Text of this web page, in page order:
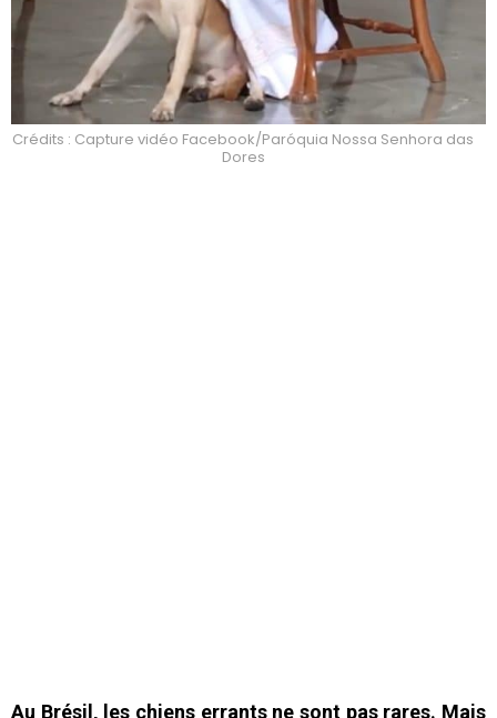
Crédits : Capture vidéo Facebook/Paróquia Nossa Senhora das
Dores
Au Brésil, les chiens errants ne sont pas rares. Mais